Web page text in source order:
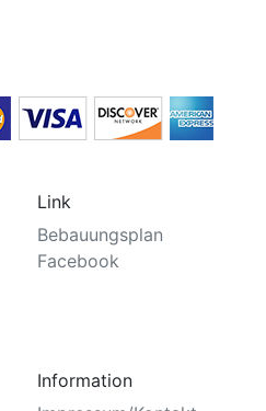
Link
Bebauungsplan
Facebook
Information